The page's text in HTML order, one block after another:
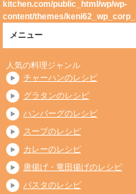
kitchen.com/public_html/wp/wp-
content/themes/
メニュー
人気の料理ジャンル
チャーハンのレシピ
グラタンのレシピ
ハンバーグのレシピ
スープのレシピ
カレーのレシピ
唐揚げ・竜田揚げのレシピ
パスタのレシピ